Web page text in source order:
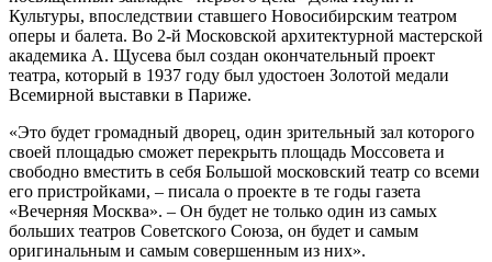
Культуры, впоследствии ставшего Новосибирским театром
оперы и балета. Во 2-й Московской архитектурной мастерской
академика А. Щусева был создан окончательный проект
театра, который в 1937 году был удостоен Золотой медали
Всемирной выставки в Париже.
«Это будет громадный дворец, один зрительный зал которого
своей площадью сможет перекрыть площадь Моссовета и
свободно вместить в себя Большой московский театр со всеми
его пристройками, – писала о проекте в те годы газета
«Вечерняя Москва». – Он будет не только один из самых
больших театров Советского Союза, он будет и самым
оригинальным и самым совершенным из них».